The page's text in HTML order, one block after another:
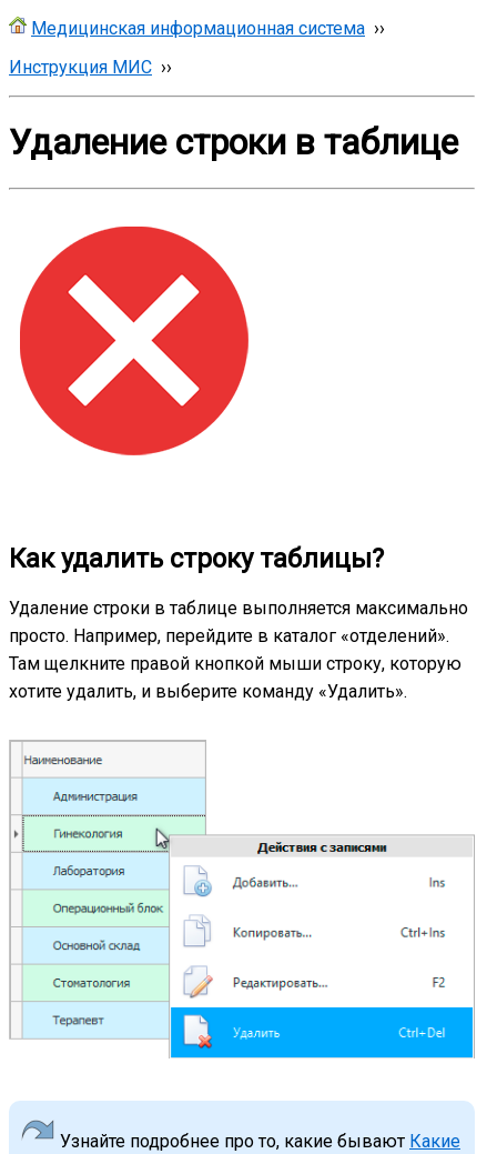
Медицинская информационная система ››
Инструкция МИС ››
Удаление строки в таблице
Как удалить строку таблицы?
Удаление строки в таблице выполняется максимально
просто. Например, перейдите в каталог «отделений».
Там щелкните правой кнопкой мыши строку, которую
хотите удалить, и выберите команду «Удалить».
Узнайте подробнее про то, какие бывают Какие